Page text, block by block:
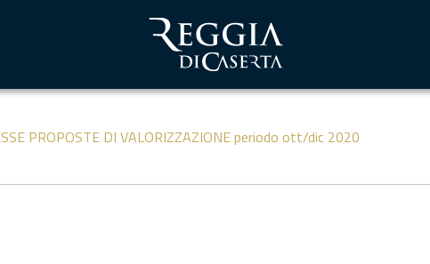
PROPOSTE DI VALORIZZAZIONE periodo ott/dic 2020